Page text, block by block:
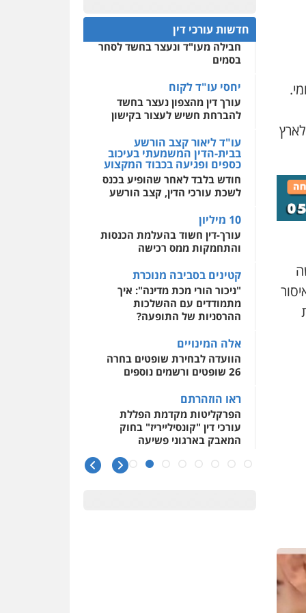
0522508109
אחסון אתרים
לעורכי דין
אסירים עבירות מין
שירותים מקצועיים לעורכי
דין
0544500346
חדשות עורכי דין
חפץ חשוד
עצור בתיק ניסיון רצח קיבל
חבילה מעו"ד ונעצר בחשד לסחר
בסמים
יחסי עו"ד לקוח
עורך דין מהצפון נעצר בחשד
להברחת חשיש לעצור בקישון
עו"ד ליאור קצב הורשע
בבית-הדין המשמעתי בעיכוב
כספים ופגיעה בכבוד המקצוע
חודש בלבד לאחר שהופיע בכנס
לשכת עורכי הדין, קצב הורשע
10 מיליון
עורך-דין חשוד בהעלמת הכנסות
והתחמקות ממס רכישה
קטינים בסביבה מנוכרת
"ניכור הורי מכת מדינה": איך
מתמודדים עם ההשלכות
ההרסניות של התופעה?
אלה המינויים
הוועדה לבחירת שופטים בחרה
26 שופטים ורשמים נוספים
ראו הוזהרתם
הפרקליטות מקדמת הפללת
עורכי דין "קונסילייריז" בחוק
המאבק בארגוני פשיעה
משרות אמון